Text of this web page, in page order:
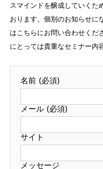
スマインドを醸成していくた
おります。個別のお知らせに
はこちらにお問い合わせくだ
にとっては貴重なセミナー内
名前 (必須)
メール (必須)
サイト
メッセージ